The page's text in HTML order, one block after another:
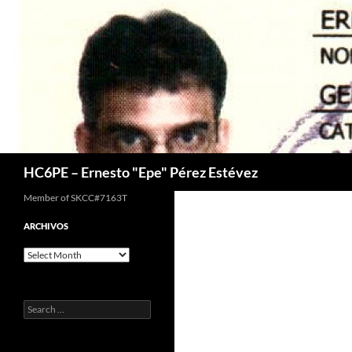
HC6PE – Ernesto "Epe" Pérez Estévez
Member of SKCC#7163T
ARCHIVOS
Archivos
Search
for: